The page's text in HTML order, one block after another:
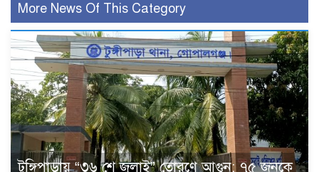
More News Of This Category
টুঙ্গিপাড়ায় “৩৬ শে জুলাই” তোরণে আগুন; ৭৫ জনকে